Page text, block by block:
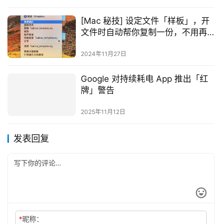
[Mac 秘技] 设定文件「样板」，开
文件时自动帮你复制一份，不用再
2024年11月27日
Google 对持续耗电 App 推出「红
牌」警告
2025年11月12日
发表回复
*昵称：